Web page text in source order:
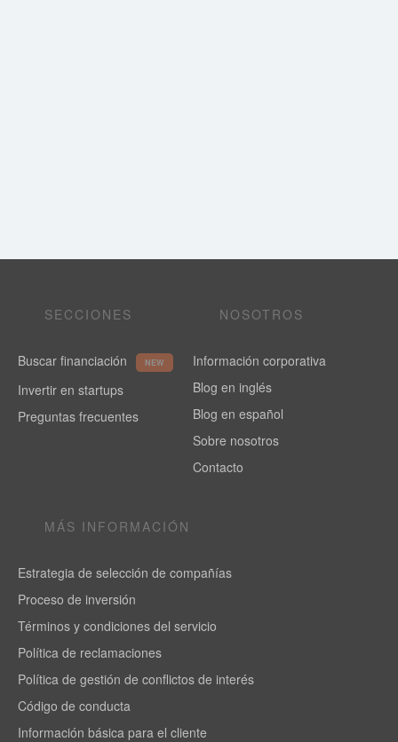
SECCIONES
Buscar financiación NEW
Invertir en startups
Preguntas frecuentes
NOSOTROS
Información corporativa
Blog en inglés
Blog en español
Sobre nosotros
Contacto
MÁS INFORMACIÓN
Estrategia de selección de compañías
Proceso de inversión
Términos y condiciones del servicio
Política de reclamaciones
Política de gestión de conflictos de interés
Código de conducta
Información básica para el cliente